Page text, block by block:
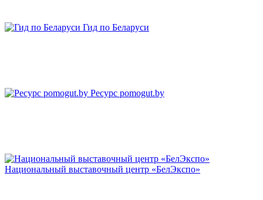
Гид по Беларуси
Ресурс pomogut.by
Национальный выставочный центр «БелЭкспо»